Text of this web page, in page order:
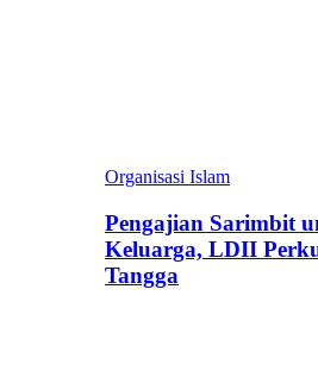
Organisasi Islam
Pengajian Sarimbit
Keluarga, LDII
Tangga